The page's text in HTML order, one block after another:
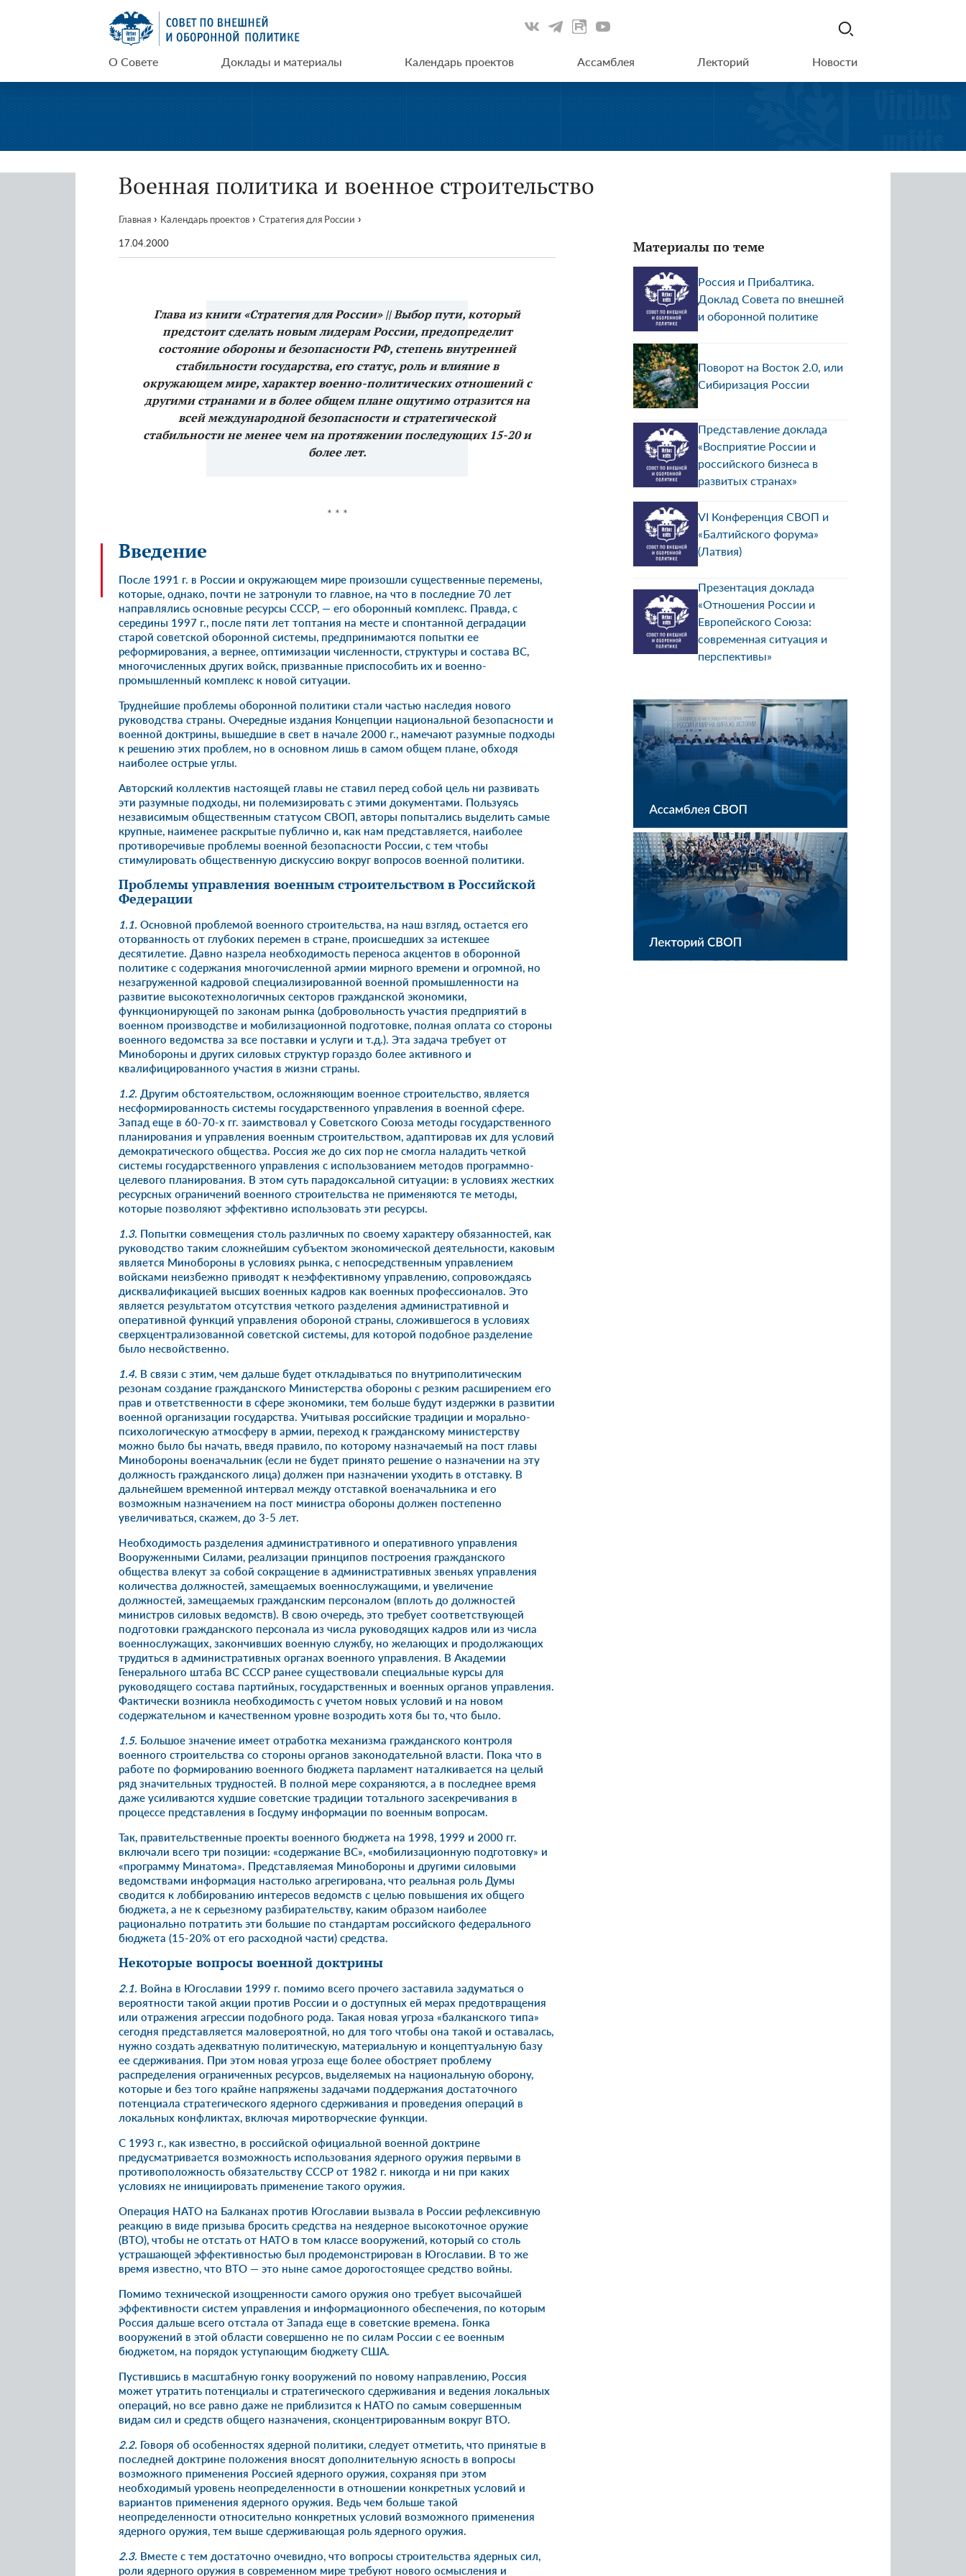
СВОП
О Совете Доклады и материалы Календарь проектов Ассамблея Лекторий Новости
Военная политика и военное строительство
Главная › Календарь проектов › Стратегия для России ›
17.04.2000
Глава из книги «Стратегия для России» || Выбор пути, который
предстоит сделать новым лидерам России, предопределит
состояние обороны и безопасности РФ, степень внутренней
стабильности государства, его статус, роль и влияние в
окружающем мире, характер военно-политических отношений с
другими странами и в более общем плане ощутимо отразится на
всей международной безопасности и стратегической
стабильности не менее чем на протяжении последующих 15-20 и
более лет.
* * *
Введение
После 1991 г. в России и окружающем мире произошли существенные перемены,
которые, однако, почти не затронули то главное, на что в последние 70 лет
направлялись основные ресурсы СССР, — его оборонный комплекс. Правда, с
середины 1997 г., после пяти лет топтания на месте и спонтанной деградации
старой советской оборонной системы, предпринимаются попытки ее
реформирования, а вернее, оптимизации численности, структуры и состава ВС,
многочисленных других войск, призванные приспособить их и военно-
промышленный комплекс к новой ситуации.
Труднейшие проблемы оборонной политики стали частью наследия нового
руководства страны. Очередные издания Концепции национальной безопасности и
военной доктрины, вышедшие в свет в начале 2000 г., намечают разумные подходы
к решению этих проблем, но в основном лишь в самом общем плане, обходя
наиболее острые углы.
Авторский коллектив настоящей главы не ставил перед собой цель ни развивать
эти разумные подходы, ни полемизировать с этими документами. Пользуясь
независимым общественным статусом СВОП, авторы попытались выделить самые
крупные, наименее раскрытые публично и, как нам представляется, наиболее
противоречивые проблемы военной безопасности России, с тем чтобы
стимулировать общественную дискуссию вокруг вопросов военной политики.
Проблемы управления военным строительством в Российской
Федерации
1.1. Основной проблемой военного строительства, на наш взгляд, остается его
оторванность от глубоких перемен в стране, происшедших за истекшее
десятилетие. Давно назрела необходимость переноса акцентов в оборонной
политике с содержания многочисленной армии мирного времени и огромной, но
незагруженной кадровой специализированной военной промышленности на
развитие высокотехнологичных секторов гражданской экономики,
функционирующей по законам рынка (добровольность участия предприятий в
военном производстве и мобилизационной подготовке, полная оплата со стороны
военного ведомства за все поставки и услуги и т.д.). Эта задача требует от
Минобороны и других силовых структур гораздо более активного и
квалифицированного участия в жизни страны.
1.2. Другим обстоятельством, осложняющим военное строительство, является
несформированность системы государственного управления в военной сфере.
Запад еще в 60-70-х гг. заимствовал у Советского Союза методы государственного
планирования и управления военным строительством, адаптировав их для условий
демократического общества. Россия же до сих пор не смогла наладить четкой
системы государственного управления с использованием методов программно-
целевого планирования. В этом суть парадоксальной ситуации: в условиях жестких
ресурсных ограничений военного строительства не применяются те методы,
которые позволяют эффективно использовать эти ресурсы.
1.3. Попытки совмещения столь различных по своему характеру обязанностей, как
руководство таким сложнейшим субъектом экономической деятельности, каковым
является Минобороны в условиях рынка, с непосредственным управлением
войсками неизбежно приводят к неэффективному управлению, сопровождаясь
дисквалификацией высших военных кадров как военных профессионалов. Это
является результатом отсутствия четкого разделения административной и
оперативной функций управления обороной страны, сложившегося в условиях
сверхцентрализованной советской системы, для которой подобное разделение
было несвойственно.
1.4. В связи с этим, чем дальше будет откладываться по внутриполитическим
резонам создание гражданского Министерства обороны с резким расширением его
прав и ответственности в сфере экономики, тем больше будут издержки в развитии
военной организации государства. Учитывая российские традиции и морально-
психологическую атмосферу в армии, переход к гражданскому министерству
можно было бы начать, введя правило, по которому назначаемый на пост главы
Минобороны военачальник (если не будет принято решение о назначении на эту
должность гражданского лица) должен при назначении уходить в отставку. В
дальнейшем временной интервал между отставкой военачальника и его
возможным назначением на пост министра обороны должен постепенно
увеличиваться, скажем, до 3-5 лет.
Необходимость разделения административного и оперативного управления
Вооруженными Силами, реализации принципов построения гражданского
общества влекут за собой сокращение в административных звеньях управления
количества должностей, замещаемых военнослужащими, и увеличение
должностей, замещаемых гражданским персоналом (вплоть до должностей
министров силовых ведомств). В свою очередь, это требует соответствующей
подготовки гражданского персонала из числа руководящих кадров или из числа
военнослужащих, закончивших военную службу, но желающих и продолжающих
трудиться в административных органах военного управления. В Академии
Генерального штаба ВС СССР ранее существовали специальные курсы для
руководящего состава партийных, государственных и военных органов управления.
Фактически возникла необходимость с учетом новых условий и на новом
содержательном и качественном уровне возродить хотя бы то, что было.
1.5. Большое значение имеет отработка механизма гражданского контроля
военного строительства со стороны органов законодательной власти. Пока что в
работе по формированию военного бюджета парламент наталкивается на целый
ряд значительных трудностей. В полной мере сохраняются, а в последнее время
даже усиливаются худшие советские традиции тотального засекречивания в
процессе представления в Госдуму информации по военным вопросам.
Так, правительственные проекты военного бюджета на 1998, 1999 и 2000 гг.
включали всего три позиции: «содержание ВС», «мобилизационную подготовку» и
«программу Минатома». Представляемая Минобороны и другими силовыми
ведомствами информация настолько агрегирована, что реальная роль Думы
сводится к лоббированию интересов ведомств с целью повышения их общего
бюджета, а не к серьезному разбирательству, каким образом наиболее
рационально потратить эти большие по стандартам российского федерального
бюджета (15-20% от его расходной части) средства.
Некоторые вопросы военной доктрины
2.1. Война в Югославии 1999 г. помимо всего прочего заставила задуматься о
вероятности такой акции против России и о доступных ей мерах предотвращения
или отражения агрессии подобного рода. Такая новая угроза «балканского типа»
сегодня представляется маловероятной, но для того чтобы она такой и оставалась,
нужно создать адекватную политическую, материальную и концептуальную базу
ее сдерживания. При этом новая угроза еще более обостряет проблему
распределения ограниченных ресурсов, выделяемых на национальную оборону,
которые и без того крайне напряжены задачами поддержания достаточного
потенциала стратегического ядерного сдерживания и проведения операций в
локальных конфликтах, включая миротворческие функции.
С 1993 г., как известно, в российской официальной военной доктрине
предусматривается возможность использования ядерного оружия первыми в
противоположность обязательству СССР от 1982 г. никогда и ни при каких
условиях не инициировать применение такого оружия.
Операция НАТО на Балканах против Югославии вызвала в России рефлексивную
реакцию в виде призыва бросить средства на неядерное высокоточное оружие
(ВТО), чтобы не отстать от НАТО в том классе вооружений, который со столь
устрашающей эффективностью был продемонстрирован в Югославии. В то же
время известно, что ВТО — это ныне самое дорогостоящее средство войны.
Помимо технической изощренности самого оружия оно требует высочайшей
эффективности систем управления и информационного обеспечения, по которым
Россия дальше всего отстала от Запада еще в советские времена. Гонка
вооружений в этой области совершенно не по силам России с ее военным
бюджетом, на порядок уступающим бюджету США.
Пустившись в масштабную гонку вооружений по новому направлению, Россия
может утратить потенциалы и стратегического сдерживания и ведения локальных
операций, но все равно даже не приблизится к НАТО по самым совершенным
видам сил и средств общего назначения, сконцентрированным вокруг ВТО.
2.2. Говоря об особенностях ядерной политики, следует отметить, что принятые в
последней доктрине положения вносят дополнительную ясность в вопросы
возможного применения Россией ядерного оружия, сохраняя при этом
необходимый уровень неопределенности в отношении конкретных условий и
вариантов применения ядерного оружия. Ведь чем больше такой
неопределенности относительно конкретных условий возможного применения
ядерного оружия, тем выше сдерживающая роль ядерного оружия.
2.3. Вместе с тем достаточно очевидно, что вопросы строительства ядерных сил,
роли ядерного оружия в современном мире требуют нового осмысления и
Материалы по теме
Россия и Прибалтика.
Доклад Совета по внешней
и оборонной политике
Поворот на Восток 2.0, или
Сибиризация России
Представление доклада
«Восприятие России и
российского бизнеса в
развитых странах»
VI Конференция СВОП и
«Балтийского форума»
(Латвия)
Презентация доклада
«Отношения России и
Европейского Союза:
современная ситуация и
перспективы»